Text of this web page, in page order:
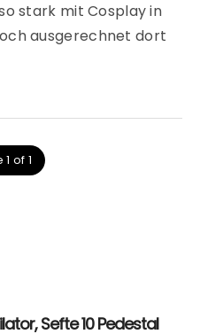
stark mit Cosplay in
ausgerechnet dort
of 1